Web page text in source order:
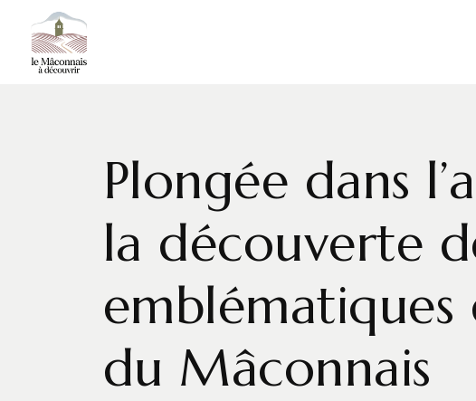
Plongée dans
la découverte
emblématiques
du Mâconnais